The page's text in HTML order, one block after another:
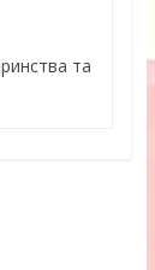
та